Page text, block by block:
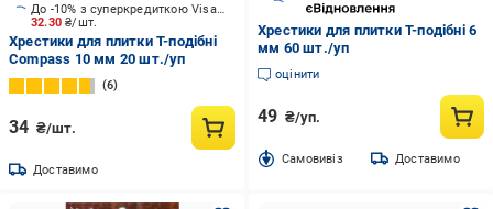
32.30₴/шт.
До -10% з суперкредиткою Visa Вигода
Хрестики для плитки Т-подібні
Compass 10 мм 20 шт./уп
6
34 ₴/шт.
Доставимо
Хрестики для плитки Т-подібні 6
мм 60 шт./уп
оцінити
49 ₴/уп.
Cамовивіз Доставимо